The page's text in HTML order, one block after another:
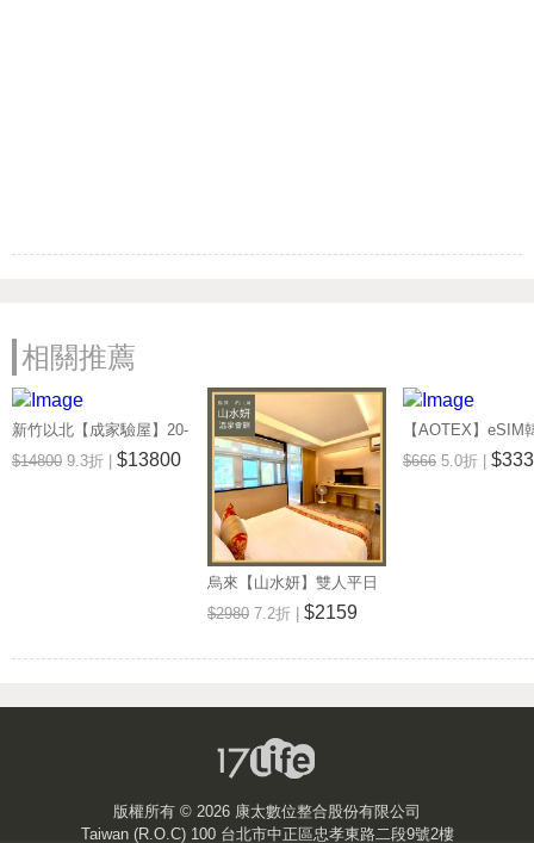
相關推薦
新竹以北【成家驗屋】20-
25坪 (三房格局)超值驗屋
券 (MO)
$14800 9.3折 | $13800
烏來【山水妍】雙人平日
泡湯加精緻套餐-觀景湯房
MO26S
$2980 7.2折 | $2159
【AOTEX】eSIM
無限高速網路吃到
券(MO)
$666 5.0折 | $333
版權所有 © 2026 康太數位整合股份有限公司
Taiwan (R.O.C) 100 台北市中正區忠孝東路二段9號2樓